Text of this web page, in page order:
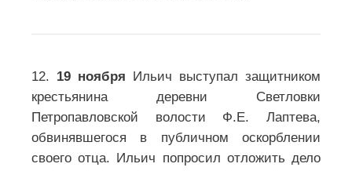
12. 19 ноября Ильич выступал защитником
крестьянина деревни Светловки
Петропавловской волости Ф.Е. Лаптева,
обвинявшегося в публичном оскорблении
своего отца. Ильич попросил отложить дело